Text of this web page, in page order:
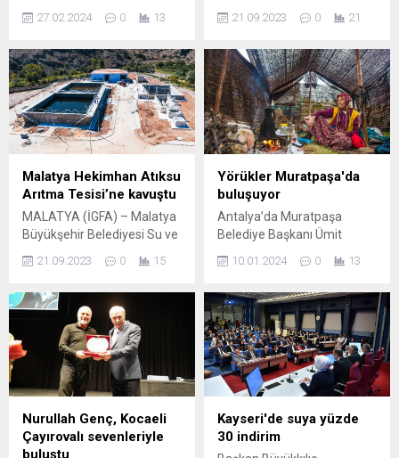
aslında bir hormondur.
kaldığında kolesterolden
üretilen bir steroid
hormondur” diyen Eczacı-
Homeopat Ezgi Nevçehan,
“Bununla birlikte,
günümüzde ofiste çalışma
ortamı, evde geçirilen vakit
ve kışın güneşin yetersizliği
dolayısıyla, güneşi genellikle
yetersiz alıyoruz. Bu
sebeple...
27.02.2024 0 13
M.Taha ÇELİKBAŞ – Herkes
Dövme yaptırırken dikkat
edilmesi gereken
hususlardan bahseden
Dövme Sanatçısı Aslan
Kiper, “Öncelikle ne tarzda
bir dövme yaptırmak
istediğimizi seçmemiz
gerekiyor. Dövme
sanatçısının işlerine
bakarak, yaptırmak
istediğimiz tarz konusunda
ona güvenmeliyiz.
etmeliyiz. Kimi bant
yapıştırıyor,...
21.09.2023 0 21
Malatya Hekimhan Atıksu
Arıtma Tesisi’ne kavuştu
MALATYA (İGFA) – Malatya
Büyükşehir Belediyesi Su ve
(MASKİ) Genel Müdürlüğü,
çalışmalarına ara vermeden
devam ediyor. MASKİ Genel
Müdürü Mehmet Mert ve AK
Parti Hekimhan İlçe Başkanı
Hacı Özhan,Hekimhan İlçe
merkezinin evsel nitelikli atık
sularının arıtılması için
yapılan Atık Su Arıtma
Tesisinde incelemelerde
21.09.2023 0 15
Yörükler Muratpaşa'da
buluşuyor
Antalya’da Muratpaşa
Belediye Başkanı Ümit
düzenleyecekleri Yörük
Manisa’ya, İzmir, Aydın’a
Türkiye’nin dört bir yanından
290 Yörük derneğinin
katılacağını açıkladı.
ANTALYA (İGFA) –
Muratpaşa Belediye Başkanı
Ümit Uysal, bu yıl 6’ncısı
düzenlenecek Yörük
10.01.2024 0 13
Nurullah Genç, Kocaeli
Çayırovalı sevenleriyle
buluştu
Kayseri'de suya yüzde
30 indirim